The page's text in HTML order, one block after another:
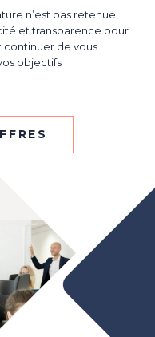
n’est pas retenue,
et transparence pour
de vous
objectifs